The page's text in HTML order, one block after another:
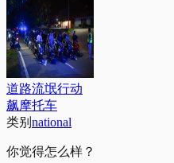
道路流氓行动
飙摩托车
类别 national
你觉得怎么样？